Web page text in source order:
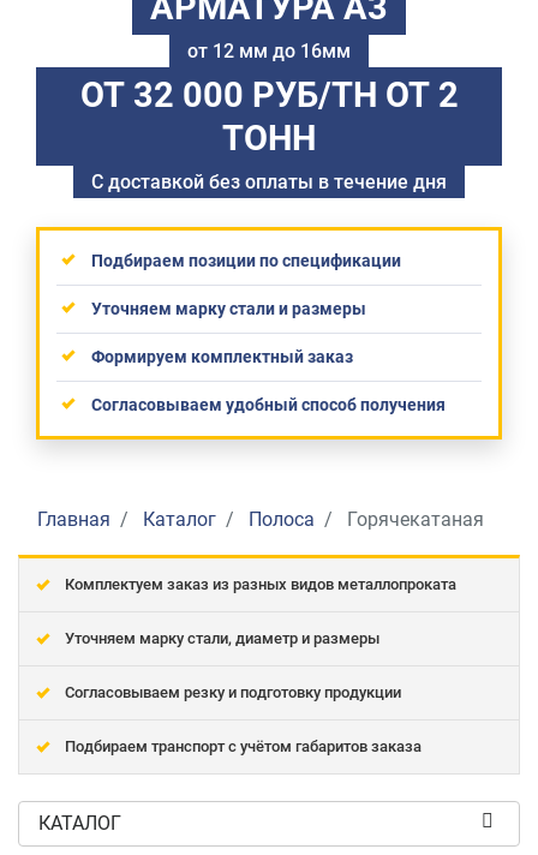
от 12 мм до 16мм
ОТ 32 000 РУБ/ТН ОТ 2
ТОНН
С доставкой без оплаты в течение дня
Подбираем позиции по спецификации
Уточняем марку стали и размеры
Формируем комплектный заказ
Согласовываем удобный способ получения
Главная Каталог Полоса Горячекатаная
Комплектуем заказ из разных видов металлопроката
Уточняем марку стали, диаметр и размеры
Согласовываем резку и подготовку продукции
Подбираем транспорт с учётом габаритов заказа
КАТАЛОГ